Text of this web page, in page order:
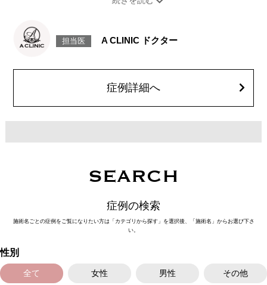
感などが術後一時的に生じることがございます。また、稀に貧血、細菌感
染症、左右差、施術箇所の知覚鈍麻、ぼこつき、硬結、瘢痕化、色素沈
顔の脂肪吸引箇所の追加 1ヶ所ごと+162,800円(税込)
オプション：笑気麻酔 3,300円(税込)
担当医 A CLINIC ドクター
症例詳細へ
SEARCH
症例の検索
施術名ごとの症例をご覧になりたい方は「カテゴリから探す」を選択後、「施術名」からお選び下さ
い。
性別
全て 女性 男性 その他